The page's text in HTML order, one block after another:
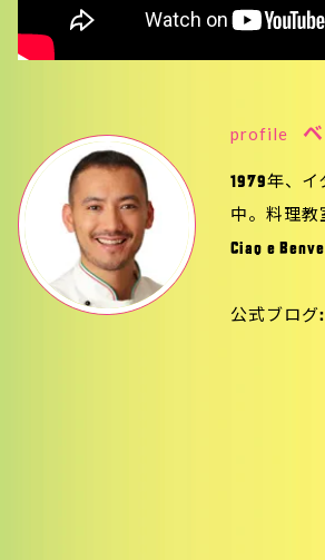
profile
1979年、
中。料理教
Ciao e
公式ブロ